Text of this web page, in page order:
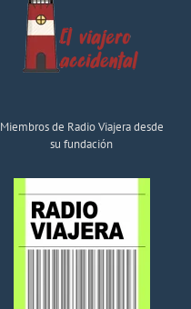
Miembros de Radio Viajera desde
su fundación